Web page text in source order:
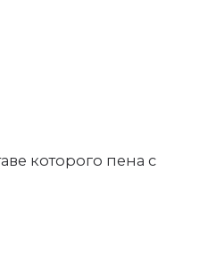
которого пена с